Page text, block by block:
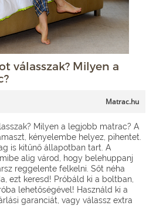
válasszak? Milyen a
Matrac.hu
Milyen a legjobb matrac? A
kényelembe helyez, pihentet.
is kitűnő állapotban tart. A
alig várod, hogy belehuppanj
reggelente felkelni. Sőt néha
ezt keresd! Próbáld ki a boltban,
lehetőségével! Használd ki a
garanciát, vagy válassz extra